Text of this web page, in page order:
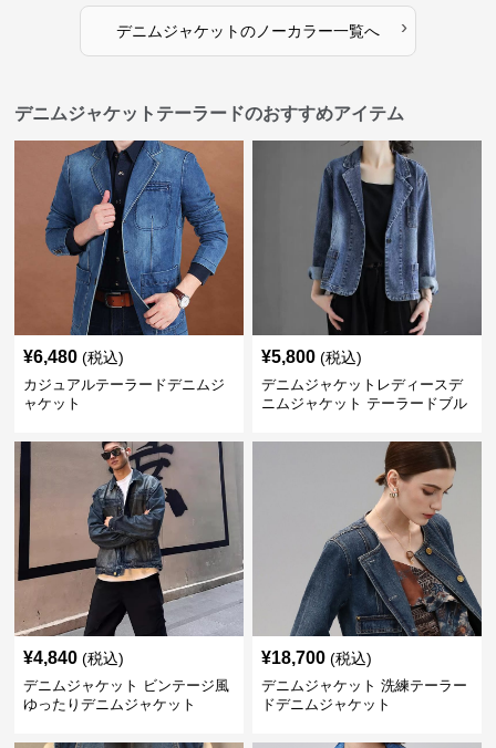
デニムジャケットのノーカラー一覧へ ›
デニムジャケットテーラードのおすすめアイテム
¥6,480 (税込)
カジュアルテーラードデニムジ
ャケット
¥5,800 (税込)
デニムジャケットレディースデ
ニムジャケット テーラードブル
¥4,840 (税込)
デニムジャケット ビンテージ風
ゆったりデニムジャケット
¥18,700 (税込)
デニムジャケット 洗練テーラー
ドデニムジャケット